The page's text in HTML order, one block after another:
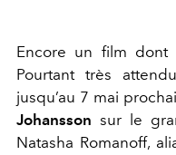
Encore un film
Pourtant très
jusqu’au 7 mai
Johansson sur le
Natasha Romanoff,